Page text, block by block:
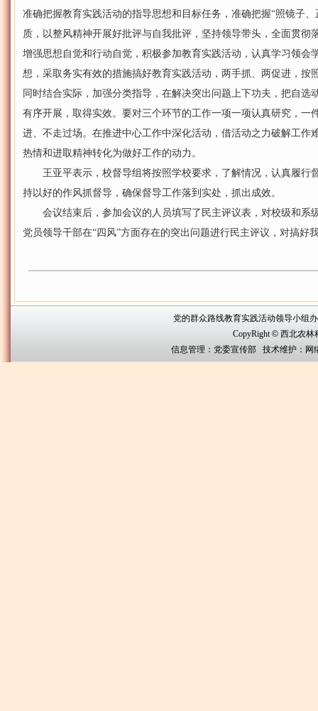
准确把握教育实践活动的指导思想和目标任务，准确把握“照镜子
质，以整风精神开展好批评与自我批评，坚持领导带头，全面贯彻
增强思想自觉和行动自觉，积极参加教育实践活动，认真学习领会
想，采取务实有效的措施搞好教育实践活动，两手抓、两促进，按
同时结合实际，加强分类指导，在解决突出问题上下功夫，把自
有序开展，取得实效。要对三个环节的工作一项一项认真研究，一
进、不走过场。在推进中心工作中深化活动，借活动之力破解工作
热情和进取精神转化为做好工作的动力。
王亚平表示，校督导组将按照学校要求，了解情况，认真履行
持以好的作风抓督导，确保督导工作落到实处，抓出成效。
会议结束后，参加会议的人员填写了民主评议表，对校级和系
党员领导干部在“四风”方面存在的突出问题进行民主评议，对搞好
党的群众路线教育实践活动领导小组
CopyRight© 西北农林
信息管理：党委宣传部 技术维护：网